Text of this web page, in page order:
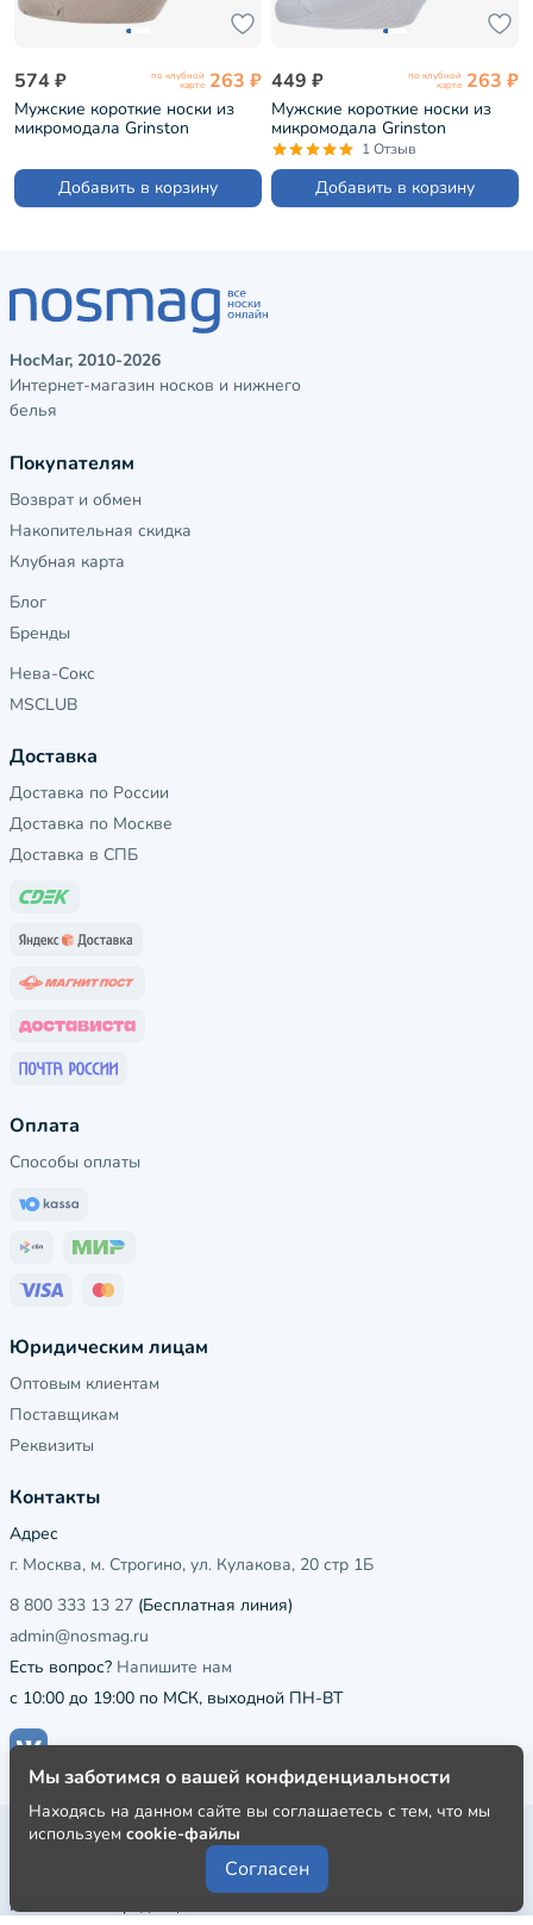
574 ₽ по клубной
карте 263 ₽
Мужские короткие носки из
микромодала Grinston
Добавить в корзину
449 ₽ по клубной
карте 263 ₽
Мужские короткие носки из
микромодала Grinston
СВЕТЛО-СЕРЫЕ (15D10)
1 Отзыв
Добавить в корзину
НосМаг, 2010-2026
Интернет-магазин носков и нижнего
белья
Покупателям
Возврат и обмен
Накопительная скидка
Клубная карта
Блог
Бренды
Нева-Сокс
MSCLUB
Доставка
Доставка по России
Доставка по Москве
Доставка в СПБ
Оплата
Способы оплаты
Юридическим лицам
Оптовым клиентам
Поставщикам
Реквизиты
Контакты
Адрес
г. Москва, м. Строгино, ул. Кулакова, 20 стр 1Б
8 800 333 13 27 (Бесплатная линия)
admin@nosmag.ru
Есть вопрос? Напишите нам
с 10:00 до 19:00 по МСК, выходной ПН-ВТ
Публичная оферта
Пользовательское соглашение
Политика конфиденциальности
Мы заботимся о вашей конфиденциальности
Находясь на данном сайте вы соглашаетесь с тем, что мы
используем cookie-файлы
Согласен